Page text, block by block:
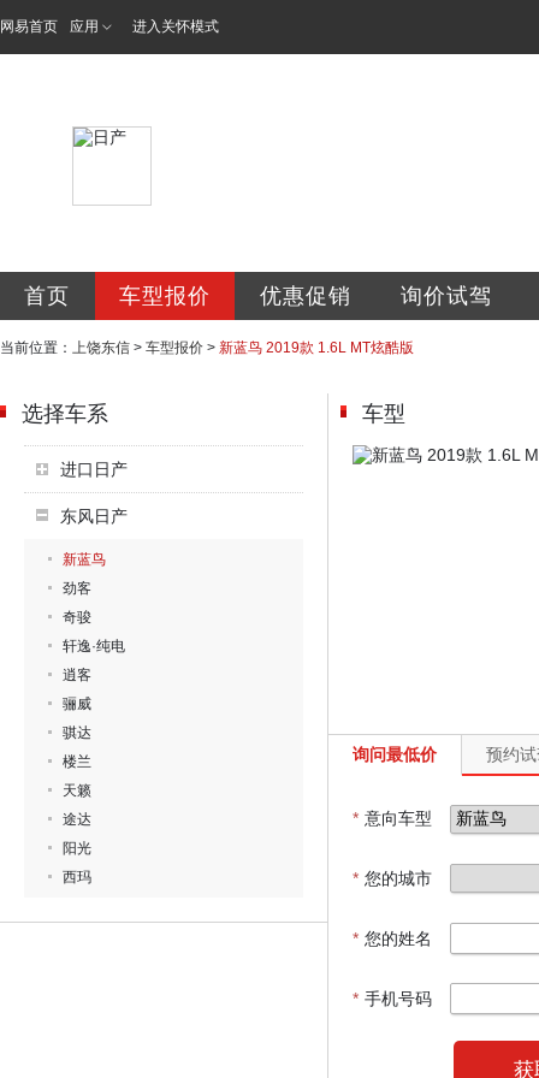
网易首页 应用 进入关怀模式
首页 车型报价 优惠促销 询价试驾
当前位置： 上饶东信 > 车型报价 > 新蓝鸟 2019款 1.6L MT炫酷版
选择车系
进口日产
东风日产
新蓝鸟
劲客
奇骏
轩逸·纯电
逍客
骊威
骐达
楼兰
天籁
途达
阳光
西玛
车型
询问最低价 预约
* 意向车型
* 您的城市
* 您的姓名
* 手机号码
获